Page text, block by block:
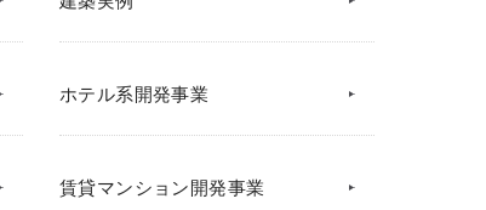
ホテル系開発事業
賃貸マンション開発事業